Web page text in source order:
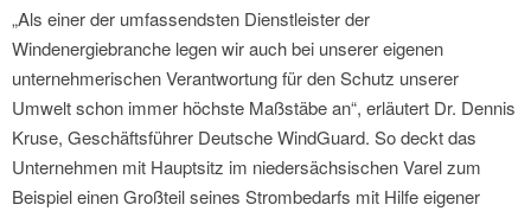
„Als einer der umfassendsten Dienstleister der
Windenergiebranche legen wir auch bei unserer eigenen
unternehmerischen Verantwortung für den Schutz unserer
Umwelt schon immer höchste Maßstäbe an“, erläutert Dr. Dennis
Kruse, Geschäftsführer Deutsche WindGuard. So deckt das
Unternehmen mit Hauptsitz im niedersächsischen Varel zum
Beispiel einen Großteil seines Strombedarfs mit Hilfe eigener